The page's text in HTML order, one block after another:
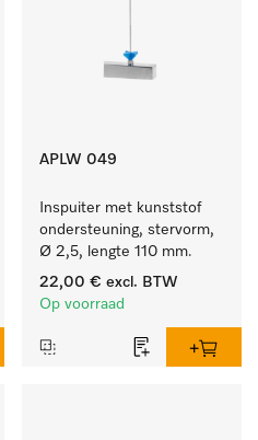
APLW 049
Inspuiter met kunststof
ondersteuning, stervorm,
Ø 2,5, lengte 110 mm.
22,00 € excl. BTW
Op voorraad